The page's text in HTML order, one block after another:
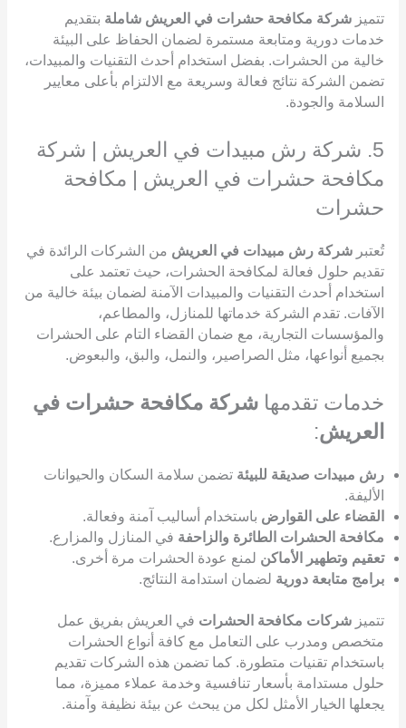
تتميز شركة مكافحة حشرات في العريش شاملة بتقديم
خدمات دورية ومتابعة مستمرة لضمان الحفاظ على البيئة
خالية من الحشرات. بفضل استخدام أحدث التقنيات والمبيدات،
تضمن الشركة نتائج فعالة وسريعة مع الالتزام بأعلى معايير
السلامة والجودة.
5. شركة رش مبيدات في العريش | شركة
مكافحة حشرات في العريش | مكافحة
حشرات
تُعتبر شركة رش مبيدات في العريش من الشركات الرائدة في
تقديم حلول فعالة لمكافحة الحشرات، حيث تعتمد على
استخدام أحدث التقنيات والمبيدات الآمنة لضمان بيئة خالية من
الآفات. تقدم الشركة خدماتها للمنازل، والمطاعم،
والمؤسسات التجارية، مع ضمان القضاء التام على الحشرات
بجميع أنواعها، مثل الصراصير، والنمل، والبق، والبعوض.
خدمات تقدمها شركة مكافحة حشرات في
العريش:
رش مبيدات صديقة للبيئة تضمن سلامة السكان والحيوانات
الأليفة.
القضاء على القوارض باستخدام أساليب آمنة وفعالة.
مكافحة الحشرات الطائرة والزاحفة في المنازل والمزارع.
تعقيم وتطهير الأماكن لمنع عودة الحشرات مرة أخرى.
برامج متابعة دورية لضمان استدامة النتائج.
تتميز شركات مكافحة الحشرات في العريش بفريق عمل
متخصص ومدرب على التعامل مع كافة أنواع الحشرات
باستخدام تقنيات متطورة. كما تضمن هذه الشركات تقديم
حلول مستدامة بأسعار تنافسية وخدمة عملاء مميزة، مما
يجعلها الخيار الأمثل لكل من يبحث عن بيئة نظيفة وآمنة.